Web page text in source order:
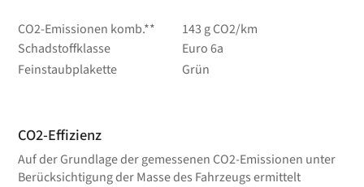
CO2-Emissionen komb.**
143 g CO2/km
Schadstoffklasse
Euro 6a
Feinstaubplakette
Grün
CO2-Effizienz
Auf der Grundlage der gemessenen CO2-Emissionen unter
Berücksichtigung der Masse des Fahrzeugs ermittelt